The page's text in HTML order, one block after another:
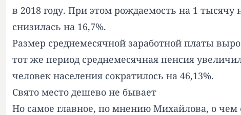
в 2018 году. При этом рождаемость на 1 тысячу
снизилась на 16,7%.
Размер среднемесячной заработной платы
тот же период среднемесячная пенсия
человек населения сократилось на 46,13%.
Свято место дешево не бывает
Но самое главное, по мнению Михайлова, о чем